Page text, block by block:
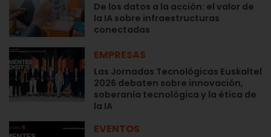
De los datos a la acción: el valor de
la IA sobre infraestructuras
conectadas
EMPRESAS
Las Jornadas Tecnológicas Euskaltel
2026 debaten sobre innovación,
soberanía tecnológica y la ética de
la IA
EVENTOS